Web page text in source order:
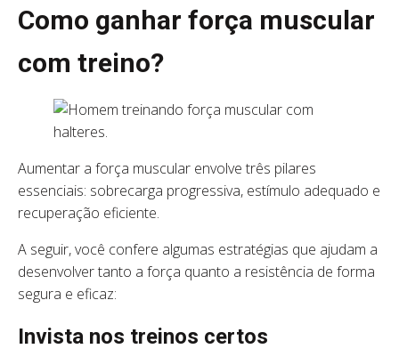
Como ganhar força muscular
com treino?
Aumentar a força muscular envolve três pilares
essenciais: sobrecarga progressiva, estímulo adequado e
recuperação eficiente.
A seguir, você confere algumas estratégias que ajudam a
desenvolver tanto a força quanto a resistência de forma
segura e eficaz:
Invista nos treinos certos